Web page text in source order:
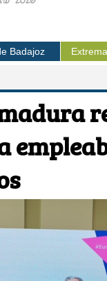
Badajoz